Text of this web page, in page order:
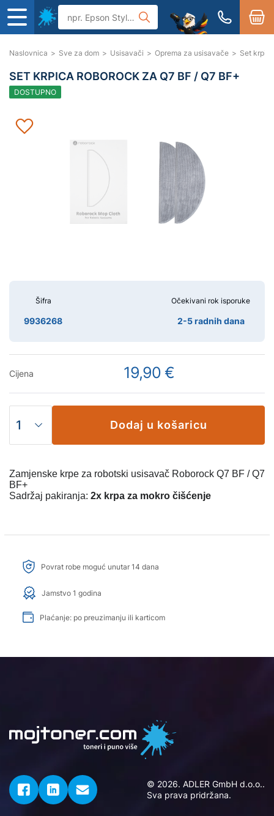
Naslovnica > Sve za dom > Usisavači > Oprema za usisavače > Set
Zamjenske krpe za robotski usisavač Roborock Q7 BF / Q7
BF+
Sadržaj pakiranja: 2x krpa za mokro čišćenje
SET KRPICA ROBOROCK ZA Q7 BF / Q7 BF+
DOSTUPNO
Šifra
9936268
Očekivani rok isporuke
2-5 radnih dana
Cijena 19,90 €
Dodaj u košaricu
Povrat robe moguć unutar 14 dana
Jamstvo 1 godina
Plaćanje: po preuzimanju ili karticom
© 2026. ADLER GmbH d.o.o..
Sva prava pridržana.